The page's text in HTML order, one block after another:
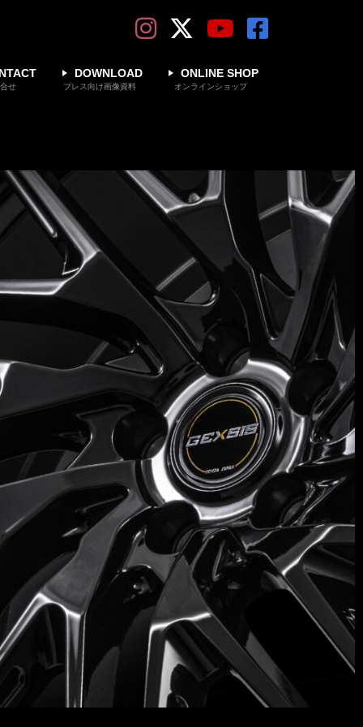
せ
DOWNLOAD
プレス向け画像資料
ONLINE SHOP
オンラインショップ